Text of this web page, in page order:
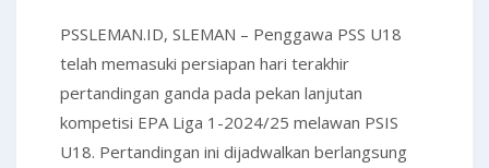
PSSLEMAN.ID, SLEMAN – Penggawa PSS U18
telah memasuki persiapan hari terakhir
pertandingan ganda pada pekan lanjutan
kompetisi EPA Liga 1-2024/25 melawan PSIS
U18. Pertandingan ini dijadwalkan berlangsung